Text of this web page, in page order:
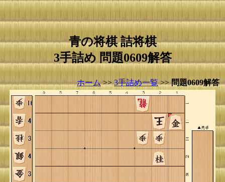
青の将棋 詰将棋
3手詰め 問題0609解答
ホーム>>3手詰め一覧>>問題0609解答